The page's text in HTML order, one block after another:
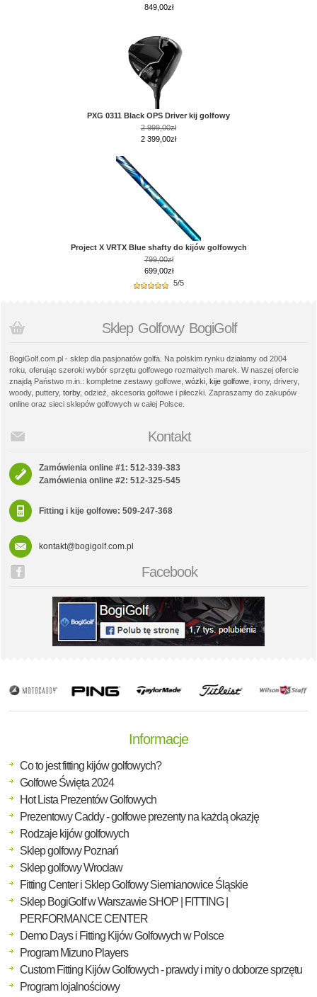
849,00zł
PXG 0311 Black OPS Driver kij golfowy
2 999,00zł
2 399,00zł
Project X VRTX Blue shafty do kijów golfowych
799,00zł
699,00zł
5/5
Sklep Golfowy BogiGolf
BogiGolf.com.pl - sklep dla pasjonatów golfa. Na polskim rynku działamy od 2004
roku, oferując szeroki wybór sprzętu golfowego rozmaitych marek. W naszej ofercie
znajdą Państwo m.in.: kompletne zestawy golfowe, wózki kije golfowe , irony, drivery,
woody, puttery, torby, odzież, akcesoria golfowe i piłeczki. Zapraszamy do zakupów
online oraz sieci sklepów golfowych w całej Polsce.
Kontakt
Zamówienia online #1: 512-339-383
Zamówienia online #2: 512-325-545
Fitting i kije golfowe: 509-247-368
kontakt@bogigolf.com.pl
Facebook
Informacje
Co to jest fitting kijów golfowych?
Golfowe Święta 2024
Hot Lista Prezentów Golfowych
Prezentowy Caddy - golfowe prezenty na każdą okazję
Rodzaje kijów golfowych
Sklep golfowy Poznań
Sklep golfowy Wrocław
Fitting Center i Sklep Golfowy Siemianowice Śląskie
Sklep BogiGolf w Warszawie SHOP | FITTING |
PERFORMANCE CENTER
Demo Days i Fitting Kijów Golfowych w Polsce
Program Mizuno Players
Custom Fitting Kijów Golfowych - prawdy i mity o doborze sprzętu
Program lojalnościowy